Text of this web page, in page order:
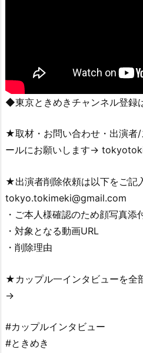
◆東京ときめきチャンネル登録
★取材・お問い合わせ・出演者/
ールにお願いします→
★出演者削除依頼は以下をご記
tokyo.tokimeki@gmail.com
・ご本人様確認のため顔写真添
・対象となる動画URL
・削除理由
★カップル一インタビューを全
→
#カップルインタビュー
#ときめき